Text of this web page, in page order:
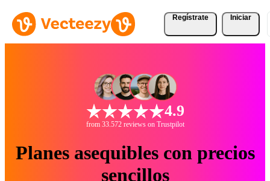
Regístrate Iniciar
4.9
from 33.572 reviews on Trustpilot
Planes asequibles con precios
sencillos